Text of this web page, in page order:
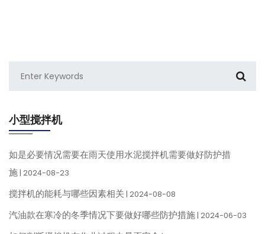
小型搅拌机
如是必要情况需要在雨天使用水泥搅拌机需要做好防护措
施 | 2024-08-23
搅拌机的能耗与哪些因素相关 | 2024-08-08
汽油款在寒冷的冬季情况下要做好哪些防护措施 | 2024-06-03